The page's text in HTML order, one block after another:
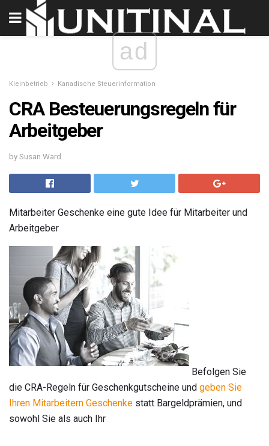
ad
Kleinbetrieb Kanadische Steuerinformation
CRA Besteuerungsregeln für
Arbeitgeber
by Susan Ward
Mitarbeiter Geschenke eine gute Idee für Mitarbeiter und
Arbeitgeber
Befolgen Sie
die CRA-Regeln für Geschenkgutscheine und geben Sie
Ihren Mitarbeitern Geschenke statt Bargeldprämien, und
sowohl Sie als auch Ihr